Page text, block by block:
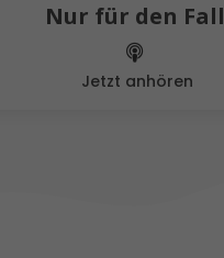
Nur für den Fall
Jetzt anhören